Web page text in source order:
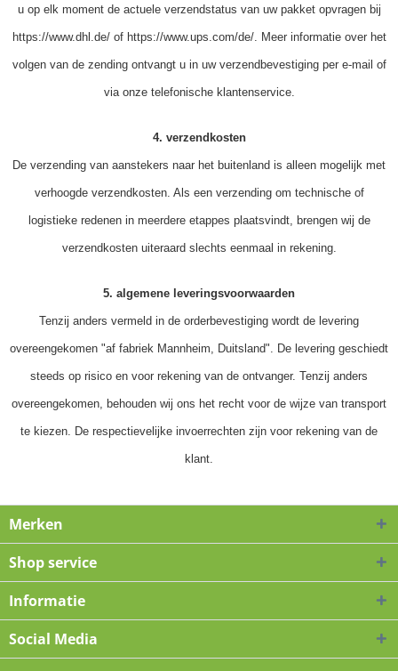
u op elk moment de actuele verzendstatus van uw pakket opvragen bij
https://www.dhl.de/ of https://www.ups.com/de/. Meer informatie over het
volgen van de zending ontvangt u in uw verzendbevestiging per e-mail of
via onze telefonische klantenservice.
4. verzendkosten
De verzending van aanstekers naar het buitenland is alleen mogelijk met
verhoogde verzendkosten. Als een verzending om technische of
logistieke redenen in meerdere etappes plaatsvindt, brengen wij de
verzendkosten uiteraard slechts eenmaal in rekening.
5. algemene leveringsvoorwaarden
Tenzij anders vermeld in de orderbevestiging wordt de levering
overeengekomen "af fabriek Mannheim, Duitsland". De levering geschiedt
steeds op risico en voor rekening van de ontvanger. Tenzij anders
overeengekomen, behouden wij ons het recht voor de wijze van transport
te kiezen. De respectievelijke invoerrechten zijn voor rekening van de
klant.
Merken
Shop service
Informatie
Social Media